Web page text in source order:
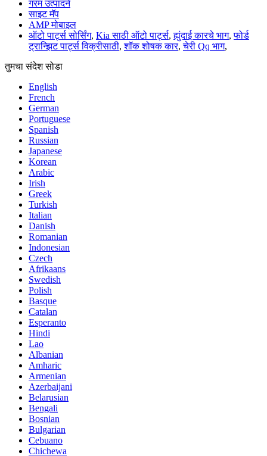
गरम उत्पादने
साइट मॅप
AMP मोबाइल
ऑटो पार्ट्स सोर्सिंग, Kia साठी ऑटो पार्ट्स,ह्युंदाई कारचे भाग,फोर्ड
ट्रान्झिट पार्ट्स विक्रीसाठी,शॉक शोषक कार,चेरी Qq भाग,
तुमचा संदेश सोडा
English
French
German
Portuguese
Spanish
Russian
Japanese
Korean
Arabic
Irish
Greek
Turkish
Italian
Danish
Romanian
Indonesian
Czech
Afrikaans
Swedish
Polish
Basque
Catalan
Esperanto
Hindi
Lao
Albanian
Amharic
Armenian
Azerbaijani
Belarusian
Bengali
Bosnian
Bulgarian
Cebuano
Chichewa